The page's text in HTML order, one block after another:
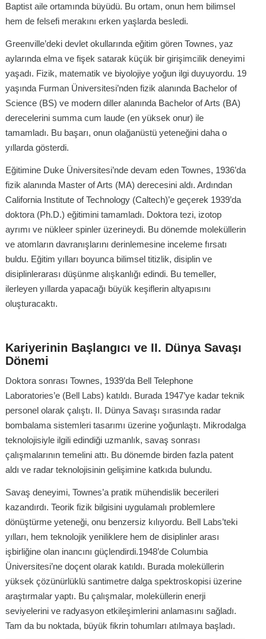
Baptist aile ortamında büyüdü. Bu ortam, onun hem bilimsel
hem de felsefi merakını erken yaşlarda besledi.
Greenville’deki devlet okullarında eğitim gören Townes, yaz
aylarında elma ve fişek satarak küçük bir girişimcilik deneyimi
yaşadı. Fizik, matematik ve biyolojiye yoğun ilgi duyuyordu. 19
yaşında Furman Üniversitesi’nden fizik alanında Bachelor of
Science (BS) ve modern diller alanında Bachelor of Arts (BA)
derecelerini summa cum laude (en yüksek onur) ile
tamamladı. Bu başarı, onun olağanüstü yeteneğini daha o
yıllarda gösterdi.
Eğitimine Duke Üniversitesi’nde devam eden Townes, 1936’da
fizik alanında Master of Arts (MA) derecesini aldı. Ardından
California Institute of Technology (Caltech)’e geçerek 1939’da
doktora (Ph.D.) eğitimini tamamladı. Doktora tezi, izotop
ayrımı ve nükleer spinler üzerineydi. Bu dönemde moleküllerin
ve atomların davranışlarını derinlemesine inceleme fırsatı
buldu. Eğitim yılları boyunca bilimsel titizlik, disiplin ve
disiplinlerarası düşünme alışkanlığı edindi. Bu temeller,
ilerleyen yıllarda yapacağı büyük keşiflerin altyapısını
oluşturacaktı.
Kariyerinin Başlangıcı ve II. Dünya Savaşı
Dönemi
Doktora sonrası Townes, 1939’da Bell Telephone
Laboratories’e (Bell Labs) katıldı. Burada 1947’ye kadar teknik
personel olarak çalıştı. II. Dünya Savaşı sırasında radar
bombalama sistemleri tasarımı üzerine yoğunlaştı. Mikrodalga
teknolojisiyle ilgili edindiği uzmanlık, savaş sonrası
çalışmalarının temelini attı. Bu dönemde birden fazla patent
aldı ve radar teknolojisinin gelişimine katkıda bulundu.
Savaş deneyimi, Townes’a pratik mühendislik becerileri
kazandırdı. Teorik fizik bilgisini uygulamalı problemlere
dönüştürme yeteneği, onu benzersiz kılıyordu. Bell Labs’teki
yılları, hem teknolojik yeniliklere hem de disiplinler arası
işbirliğine olan inancını güçlendirdi.1948’de Columbia
Üniversitesi’ne doçent olarak katıldı. Burada moleküllerin
yüksek çözünürlüklü santimetre dalga spektroskopisi üzerine
araştırmalar yaptı. Bu çalışmalar, moleküllerin enerji
seviyelerini ve radyasyon etkileşimlerini anlamasını sağladı.
Tam da bu noktada, büyük fikrin tohumları atılmaya başladı.